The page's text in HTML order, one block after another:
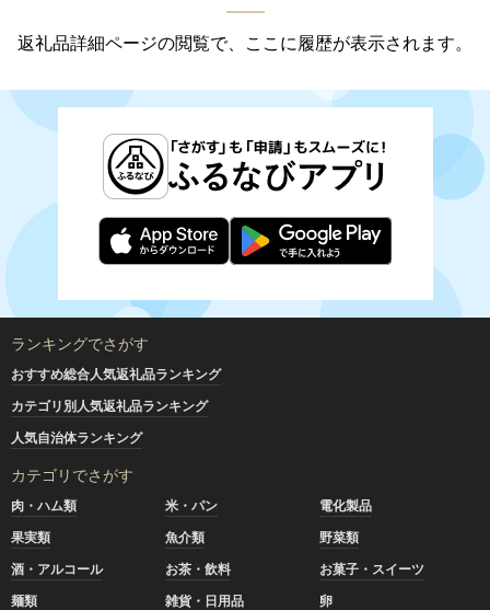
返礼品詳細ページの閲覧で、ここに履歴が表示されます。
ランキングでさがす
おすすめ総合人気返礼品ランキング
カテゴリ別人気返礼品ランキング
人気自治体ランキング
カテゴリでさがす
肉・ハム類 米・パン
電化製品
果実類
魚介類
野菜類
酒・アルコール
お茶・飲料
お菓子・スイーツ
麺類
雑貨・日用品
卵